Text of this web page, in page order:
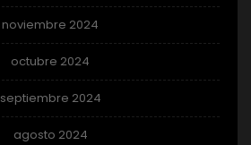
noviembre 2024
octubre 2024
septiembre 2024
agosto 2024